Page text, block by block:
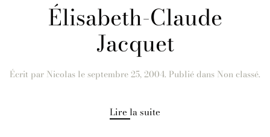
Élisabeth-Claude
Jacquet
Écrit par Nicolas leseptembre 25, 2004. Publié dans Non classé.
Lire la suite